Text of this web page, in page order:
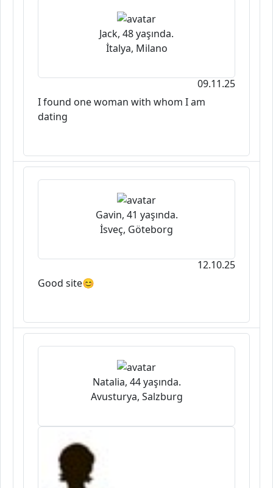
Jack, 48 yaşında.
İtalya, Milano
09.11.25
I found one woman with whom I am
dating
Gavin, 41 yaşında.
İsveç, Göteborg
12.10.25
Good site😊
Natalia, 44 yaşında.
Avusturya, Salzburg